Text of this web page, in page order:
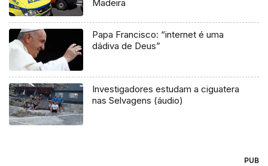
Madeira
Papa Francisco: “internet é uma
dádiva de Deus”
Investigadores estudam a ciguatera
nas Selvagens (áudio)
PUB